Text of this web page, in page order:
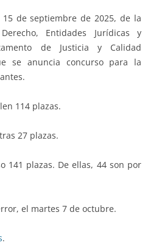
15 de septiembre de 2025, de la
Entidades Jurídicas y
de Justicia y Calidad
se anuncia concurso para la
114 plazas.
27 plazas.
141 plazas. De ellas, 44 son por
el martes 7 de octubre.
.